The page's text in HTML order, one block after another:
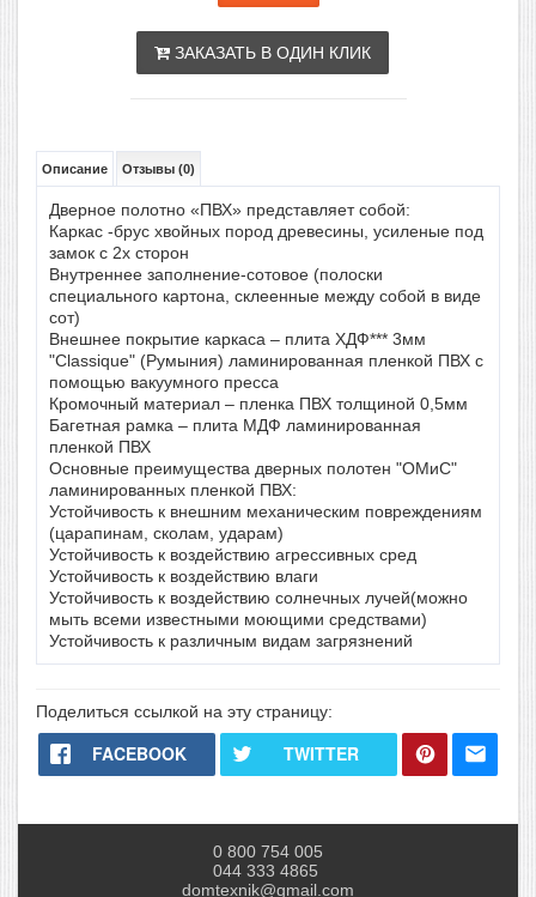
ЗАКАЗАТЬ В ОДИН КЛИК
Описание Отзывы (0)
Дверное полотно «ПВХ» представляет собой:
Каркас -брус хвойных пород древесины, усиленые под
замок с 2х сторон
Внутреннее заполнение-сотовое (полоски
специального картона, склеенные между собой в виде
сот)
Внешнее покрытие каркаса – плита ХДФ*** 3мм
"Classique" (Румыния) ламинированная пленкой ПВХ с
помощью вакуумного пресса
Кромочный материал – пленка ПВХ толщиной 0,5мм
Багетная рамка – плита МДФ ламинированная
пленкой ПВХ
Основные преимущества дверных полотен "ОМиС"
ламинированных пленкой ПВХ:
Устойчивость к внешним механическим повреждениям
(царапинам, сколам, ударам)
Устойчивость к воздействию агрессивных сред
Устойчивость к воздействию влаги
Устойчивость к воздействию солнечных лучей(можно
мыть всеми известными моющими средствами)
Устойчивость к различным видам загрязнений
Поделиться ссылкой на эту страницу:
FACEBOOK TWITTER
0 800 754 005
044 333 4865
domtexnik@gmail.com